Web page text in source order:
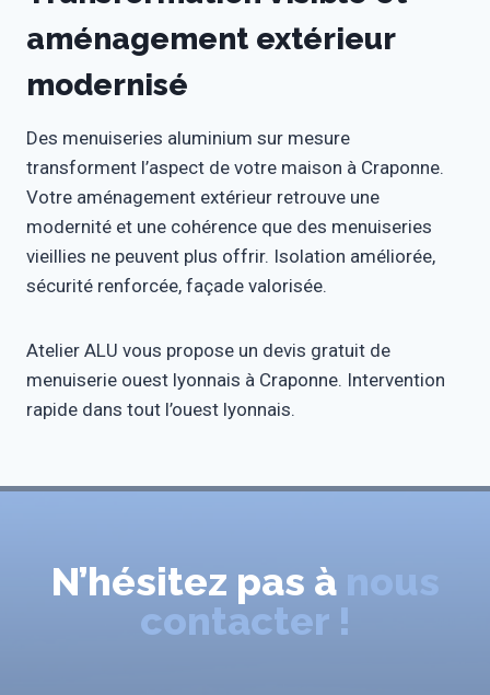
aménagement extérieur
modernisé
Des menuiseries aluminium sur mesure
transforment l’aspect de votre maison à Craponne.
Votre aménagement extérieur retrouve une
modernité et une cohérence que des menuiseries
vieillies ne peuvent plus offrir. Isolation améliorée,
sécurité renforcée, façade valorisée.
Atelier ALU vous propose un devis gratuit de
menuiserie ouest lyonnais à Craponne. Intervention
rapide dans tout l’ouest lyonnais.
N’hésitez pas à nous
contacter !